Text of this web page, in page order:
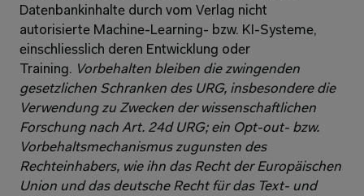
Datenbankinhalte durch vom Verlag nicht
autorisierte Machine-Learning- bzw. KI-Systeme,
einschliesslich deren Entwicklung oder
Training. Vorbehalten bleiben die zwingenden
gesetzlichen Schranken des URG, insbesondere die
Verwendung zu Zwecken der wissenschaftlichen
Forschung nach Art. 24d URG; ein Opt-out- bzw.
Vorbehaltsmechanismus zugunsten des
Rechteinhabers, wie ihn das Recht der Europäischen
Union und das deutsche Recht für das Text- und